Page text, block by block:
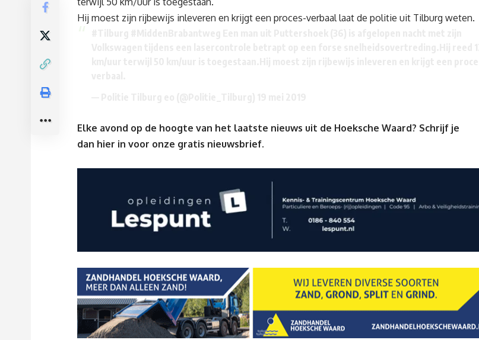
Hij moest zijn rijbewijs inleveren en krijgt een proces-verbaal laat de politie uit Tilburg weten.
Elke avond op de hoogte van het laatste nieuws uit de Hoeksche Waard? Schrijf je
dan hier in voor onze gratis nieuwsbrief.